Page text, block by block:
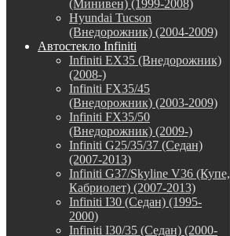
(Минивен) (1999-2008)
Hyundai Tucson
(Внедорожник) (2004-2009)
Автостекло Infiniti
Infiniti EX35 (Внедорожник)
(2008-)
Infiniti FX35/45
(Внедорожник) (2003-2009)
Infiniti FX35/50
(Внедорожник) (2009-)
Infiniti G25/35/37 (Седан)
(2007-2013)
Infiniti G37/Skyline V36 (Купе,
Кабриолет) (2007-2013)
Infiniti I30 (Седан) (1995-
2000)
Infiniti I30/35 (Седан) (2000-